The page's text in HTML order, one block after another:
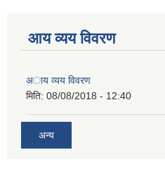
आय व्यय विवरण
अाय व्यय विवरण
मिति: 08/08/2018 - 12:40
अन्य